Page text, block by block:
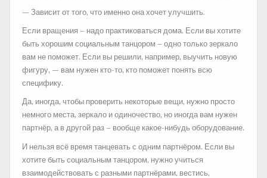
— Зависит от того, что именно она хочет улучшить.
Если вращения – надо практиковаться дома. Если вы хотите
быть хорошим социальным танцором – одно только зеркало
вам не поможет. Если вы решили, например, выучить новую
фигуру, — вам нужен кто-то, кто поможет понять всю
специфику.
Да, иногда, чтобы проверить некоторые вещи, нужно просто
немного места, зеркало и одиночество, но иногда вам нужен
партнёр, а в другой раз – вообще какое-нибудь оборудование.
И нельзя всё время танцевать с одним партнёром. Если вы
хотите быть социальным танцором, нужно учиться
взаимодействовать с разными партнёрами, вестись,